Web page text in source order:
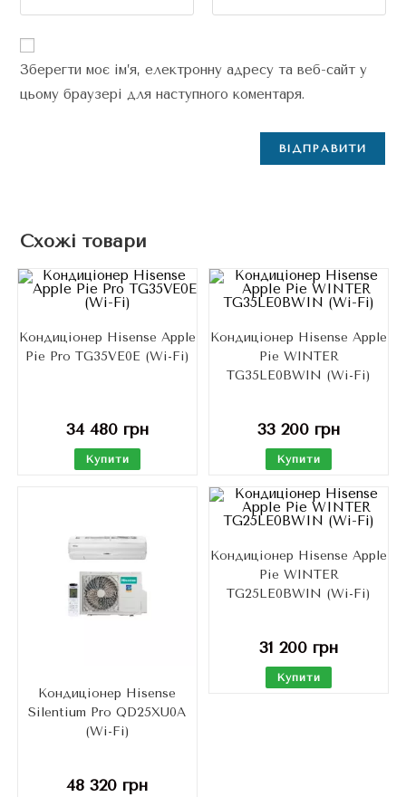
Зберегти моє ім’я, електронну адресу та веб-сайт у
цьому браузері для наступного коментаря.
Схожі товари
Кондиціонер Hisense Apple
Pie Pro TG35VE0E (Wi-Fi)
34 480грн
Купити
Кондиціонер Hisense Apple
Pie WINTER
TG35LE0BWIN (Wi-Fi)
33 200 грн
Купити
Кондиціонер Hisense
Silentium Pro QD25XU0A
(Wi-Fi)
48 320 грн
Кондиціонер Hisense Apple
Pie WINTER
TG25LE0BWIN (Wi-Fi)
31 200 грн
Купити